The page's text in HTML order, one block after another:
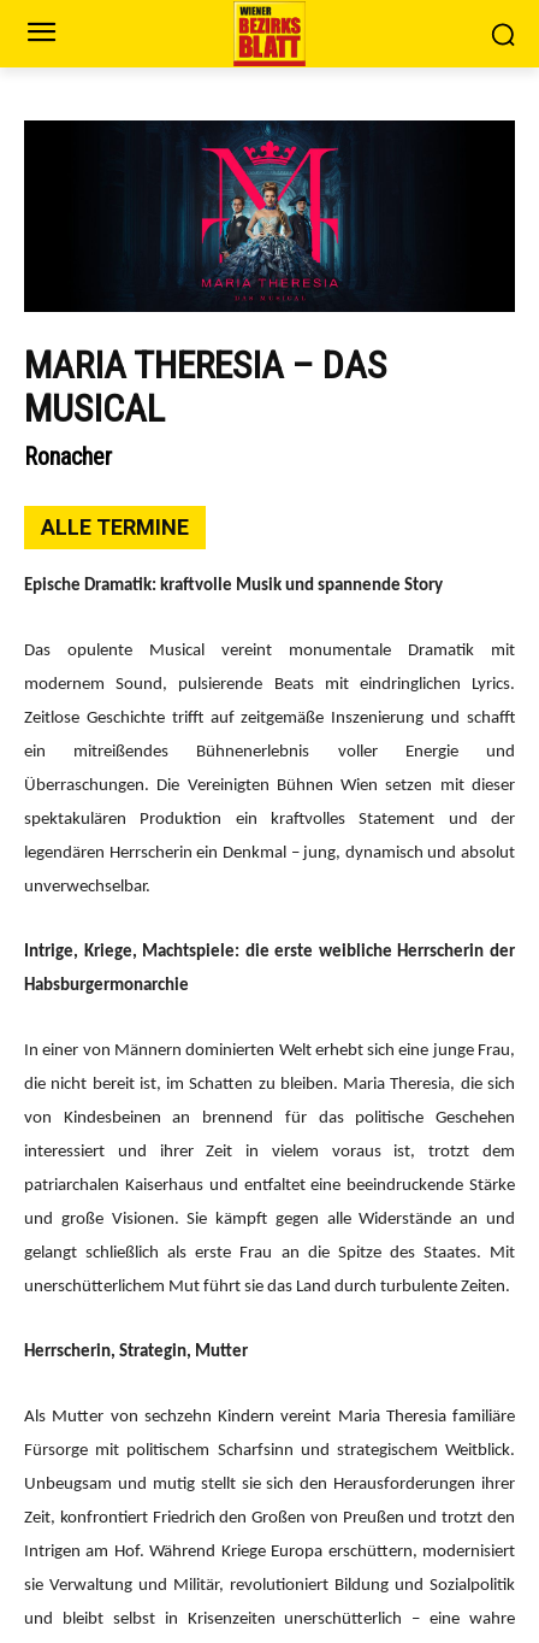
MARIA THERESIA – DAS
MUSICAL
Ronacher
ALLE TERMINE
Epische Dramatik: kraftvolle Musik und spannende Story
Das opulente Musical vereint monumentale Dramatik mit
modernem Sound, pulsierende Beats mit eindringlichen Lyrics.
Zeitlose Geschichte trifft auf zeitgemäße Inszenierung und schafft
ein mitreißendes Bühnenerlebnis voller Energie und
Überraschungen. Die Vereinigten Bühnen Wien setzen mit dieser
spektakulären Produktion ein kraftvolles Statement und der
legendären Herrscherin ein Denkmal – jung, dynamisch und absolut
unverwechselbar.
Intrige, Kriege, Machtspiele: die erste weibliche Herrscherin der
Habsburgermonarchie
In einer von Männern dominierten Welt erhebt sich eine junge Frau,
die nicht bereit ist, im Schatten zu bleiben. Maria Theresia, die sich
von Kindesbeinen an brennend für das politische Geschehen
interessiert und ihrer Zeit in vielem voraus ist, trotzt dem
patriarchalen Kaiserhaus und entfaltet eine beeindruckende Stärke
und große Visionen. Sie kämpft gegen alle Widerstände an und
gelangt schließlich als erste Frau an die Spitze des Staates. Mit
unerschütterlichem Mut führt sie das Land durch turbulente Zeiten.
Herrscherin, Strategin, Mutter
Als Mutter von sechzehn Kindern vereint Maria Theresia familiäre
Fürsorge mit politischem Scharfsinn und strategischem Weitblick.
Unbeugsam und mutig stellt sie sich den Herausforderungen ihrer
Zeit, konfrontiert Friedrich den Großen von Preußen und trotzt den
Intrigen am Hof. Während Kriege Europa erschüttern, modernisiert
sie Verwaltung und Militär, revolutioniert Bildung und Sozialpolitik
und bleibt selbst in Krisenzeiten unerschütterlich – eine wahre